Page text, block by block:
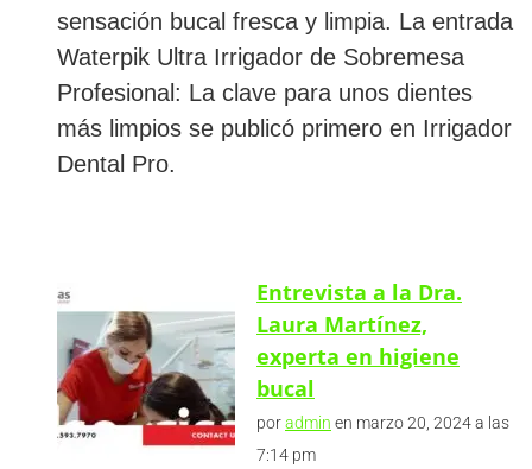
sensación bucal fresca y limpia. La entrada
Waterpik Ultra Irrigador de Sobremesa
Profesional: La clave para unos dientes
más limpios se publicó primero en Irrigador
Dental Pro.
Entrevista a la Dra.
Laura Martínez,
experta en higiene
bucal
poradmin en marzo 20, 2024 a las
7:14 pm